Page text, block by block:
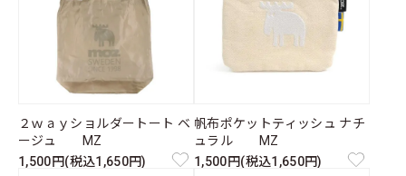
２ｗａｙショルダートート ベ
ージュ MZ
1,500円(税込1,650円)
帆布ポケットティッシュ ナチ
ュラル MZ
1,500円(税込1,650円)